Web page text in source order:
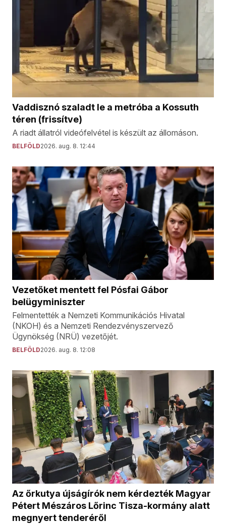
Vaddisznó szaladt le a metróba a Kossuth
téren (frissítve)
A riadt állatról videófelvétel is készült az állomáson.
BELFÖLD2026. aug. 8. 12:44
Vezetőket mentett fel Pósfai Gábor
belügyminiszter
Felmentették a Nemzeti Kommunikációs Hivatal
(NKOH) és a Nemzeti Rendezvényszervező
Ügynökség (NRÜ) vezetőjét.
BELFÖLD2026. aug. 8. 12:08
Az őrkutya újságírók nem kérdezték Magyar
Pétert Mészáros Lőrinc Tisza-kormány alatt
megnyert tenderéről